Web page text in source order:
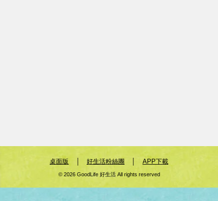
桌面版 好生活粉絲團 APP下載
© 2026 GoodLife 好生活 All rights reserved